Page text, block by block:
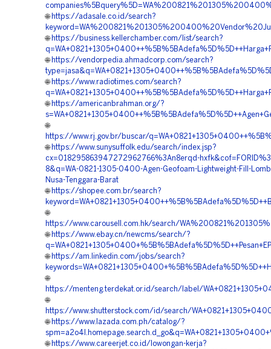
🌐 https://adasale.co.id/search?
🌐 https://business.kellerchamber.com/list/search?
🌐 https://vendorpedia.ahmadcorp.com/search?
🌐 https://www.radiotimes.com/search?
🌐 https://americanbrahman.org/?
🌐
https://www.rj.gov.br/buscar/
🌐 https://www.sunysuffolk.edu/search/index.jsp?
cx=018295863947272962766%3An8erqd-
8&q=WA-0821-1305-0400-Agen-Geofoam-Lightweight-Fill-
Nusa-Tenggara-Barat
🌐 https://shopee.com.br/search?
🌐
https://www.carousell.com.hk/search/
🌐 https://www.ebay.cn/newcms/search/?
🌐 https://am.linkedin.com/jobs/search?
🌐
https://menteng.terdekat.or.id/search/label/
🌐
https://www.shutterstock.com/id/search/
🌐 https://www.lazada.com.ph/catalog/?
🌐 https://www.careerjet.co.id/lowongan-kerja?